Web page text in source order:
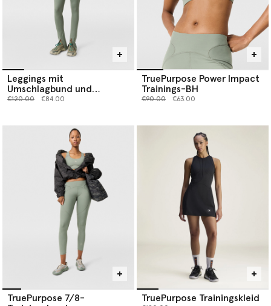
Leggings mit
Umschlagbund und
geschlitzten Abschlüssen
Preis reduziert von
€120.00bis€84.00
TruePurpose Power Impact
Trainings-BH
Preis reduziert von
€90.00bis€63.00
TruePurpose 7/8-
TruePurpose Trainingskleid